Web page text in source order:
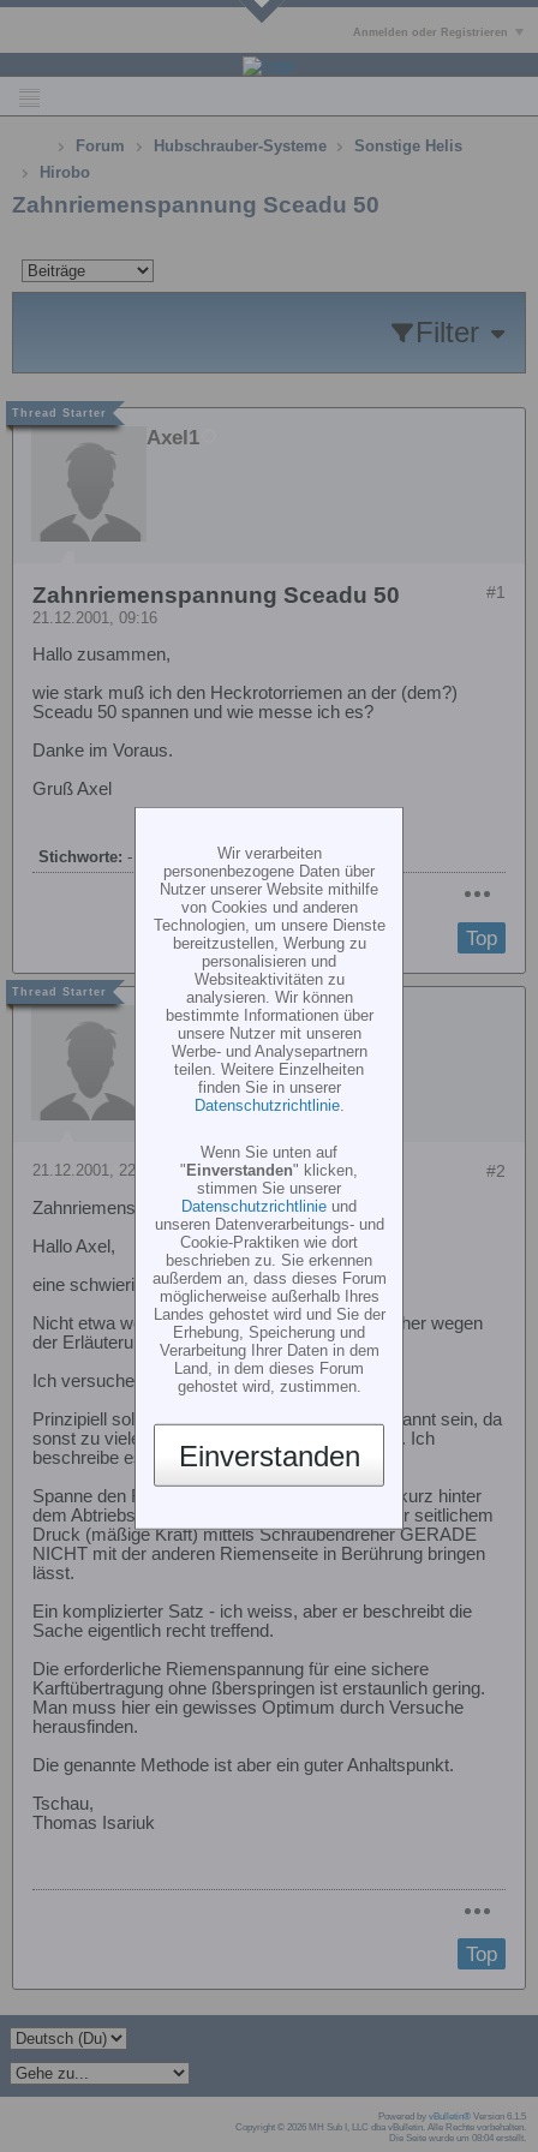
Anmelden oder Registrieren
Forum Hubschrauber-Systeme
Sonstige Helis
Hirobo
Zahnriemenspannung Sceadu 50
Filter
Axel1
#1
Zahnriemenspannung Sceadu 50
21.12.2001, 09:16
Hallo zusammen,
wie stark muß ich den Heckrotorriemen an der (dem?)
Sceadu 50 spannen und wie messe ich es?
Danke im Voraus.
Gruß Axel
Stichworte: -
Top
Thomas Isariuk
#2
21.12.2001, 22:35
Zahnriemenspannung Sceadu 50
Hallo Axel,
eine schwierige Frage ...
Nicht etwa wegen des Sachverhalts, sondern eher wegen
der Erläuterung ...
Ich versuche es mal ...
Prinzipiell sollte der Riemen nicht zu stark gespannt sein, da
sonst zu viele mechanische Verluste entstehen. Ich
beschreibe es immer so:
Spanne den Riemen gerade so fest, dass sich kurz hinter
dem Abtriebsrad die eine Seite des Riemens per seitlichem
Druck (mäßige Kraft) mittels Schraubendreher GERADE
NICHT mit der anderen Riemenseite in Berührung bringen
lässt.
Ein komplizierter Satz - ich weiss, aber er beschreibt die
Sache eigentlich recht treffend.
Die erforderliche Riemenspannung für eine sichere
Karftübertragung ohne ßberspringen ist erstaunlich gering.
Man muss hier ein gewisses Optimum durch Versuche
herausfinden.
Die genannte Methode ist aber ein guter Anhaltspunkt.
Tschau,
Thomas Isariuk
Top
Powered by vBulletin® Version 6.1.5
Copyright © 2026 MH Sub I, LLC dba vBulletin. Alle Rechte vorbehalten.
Die Seite wurde um 08:04 erstellt.
Wir verarbeiten
personenbezogene Daten über
Nutzer unserer Website mithilfe
von Cookies und anderen
Technologien, um unsere Dienste
bereitzustellen, Werbung zu
personalisieren und
Websiteaktivitäten zu
analysieren. Wir können
bestimmte Informationen über
unsere Nutzer mit unseren
Werbe- und Analysepartnern
teilen. Weitere Einzelheiten
finden Sie in unserer
Datenschutzrichtlinie.
Wenn Sie unten auf
" Einverstanden" klicken,
stimmen Sie unserer
Datenschutzrichtlinie und
unseren Datenverarbeitungs- und
Cookie-Praktiken wie dort
beschrieben zu. Sie erkennen
außerdem an, dass dieses Forum
möglicherweise außerhalb Ihres
Landes gehostet wird und Sie der
Erhebung, Speicherung und
Verarbeitung Ihrer Daten in dem
Land, in dem dieses Forum
gehostet wird, zustimmen.
Einverstanden